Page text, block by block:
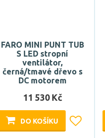
FARO MINI PUNT TUB
S LED stropní
ventilátor,
černá/tmavé dřevo s
DC motorem
11 530 Kč
DO KOŠÍKU